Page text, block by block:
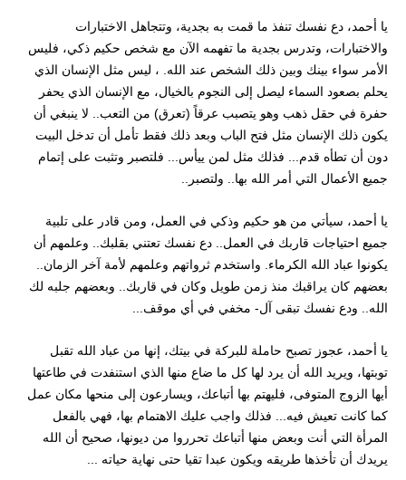
يا أحمد، دع نفسك تنفذ ما قمت به بجدية، وتتجاهل الاختبارات
والاختبارات، وتدرس بجدية ما تفهمه الآن مع شخص حكيم ذكي، فليس
الأمر سواء بينك وبين ذلك الشخص عند الله. ، ليس مثل الإنسان الذي
يحلم بصعود السماء ليصل إلى النجوم بالخيال، مع الإنسان الذي يحفر
حفرة في حقل ذهب وهو يتصبب عرقاً (تعرق) من التعب.. لا ينبغي أن
يكون ذلك الإنسان مثل فتح الباب وبعد ذلك فقط تأمل أن تدخل البيت
دون أن تطأه قدم... فذلك مثل لمن ييأس... فلتصبر وتثبت على إتمام
جميع الأعمال التي أمر الله بها.. ولتصبر..
يا أحمد، سيأتي من هو حكيم وذكي في العمل، ومن قادر على تلبية
جميع احتياجات قاربك في العمل.. دع نفسك تعتني بقلبك.. وعلمهم أن
يكونوا عباد الله الكرماء. واستخدم ثرواتهم وعلمهم لأمة آخر الزمان..
بعضهم كان يراقبك منذ زمن طويل وكان في قاربك.. وبعضهم جلبه لك
الله.. ودع نفسك تبقى آل- مخفي في أي موقف...
يا أحمد، عجوز تصبح حاملة للبركة في بيتك، إنها من عباد الله تقبل
توبتها، ويريد الله أن يرد لها كل ما ضاع منها الذي استنفدت في طاعتها
أيها الزوج المتوفى، فليهتم بها أتباعك، ويسارعون إلى منحها مكان عمل
كما كانت تعيش فيه... فذلك واجب عليك الاهتمام بها، فهي بالفعل
المرأة التي أنت وبعض منها أتباعك تحرروا من ديونها، صحيح أن الله
يريدك أن تأخذها طريقه ويكون عبدا تقيا حتى نهاية حياته ...